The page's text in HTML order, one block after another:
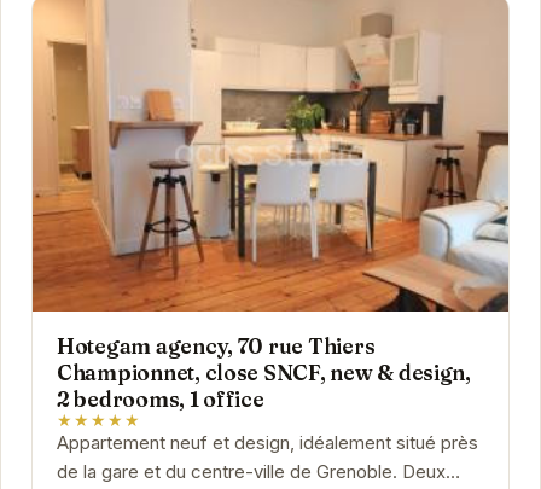
Hotegam agency, 70 rue Thiers
Championnet, close SNCF, new & design,
2 bedrooms, 1 office
★★★★★
Appartement neuf et design, idéalement situé près
de la gare et du centre-ville de Grenoble. Deux